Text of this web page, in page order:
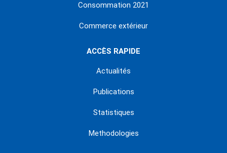
Consommation 2021
Commerce extérieur
ACCÈS RAPIDE
Actualités
Publications
Statistiques
Methodologies